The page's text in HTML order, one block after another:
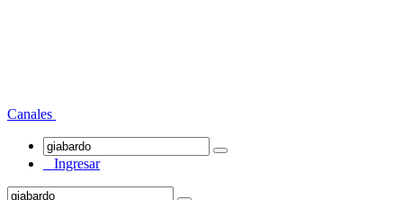
Canales
Ingresar